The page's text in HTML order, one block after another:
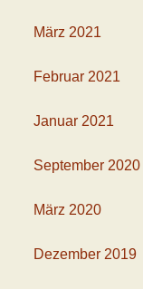
März 2021
Februar 2021
Januar 2021
September 2020
März 2020
Dezember 2019